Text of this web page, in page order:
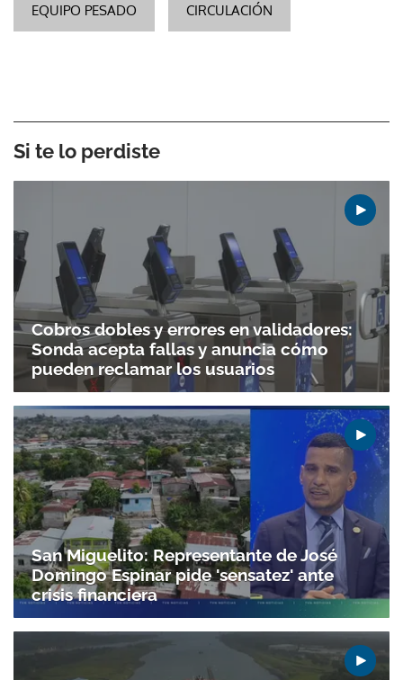
EQUIPO PESADO CIRCULACIÓN
Si te lo perdiste
Cobros dobles y errores en validadores:
Sonda acepta fallas y anuncia cómo
pueden reclamar los usuarios
San Miguelito: Representante de José
Domingo Espinar pide 'sensatez' ante
crisis financiera